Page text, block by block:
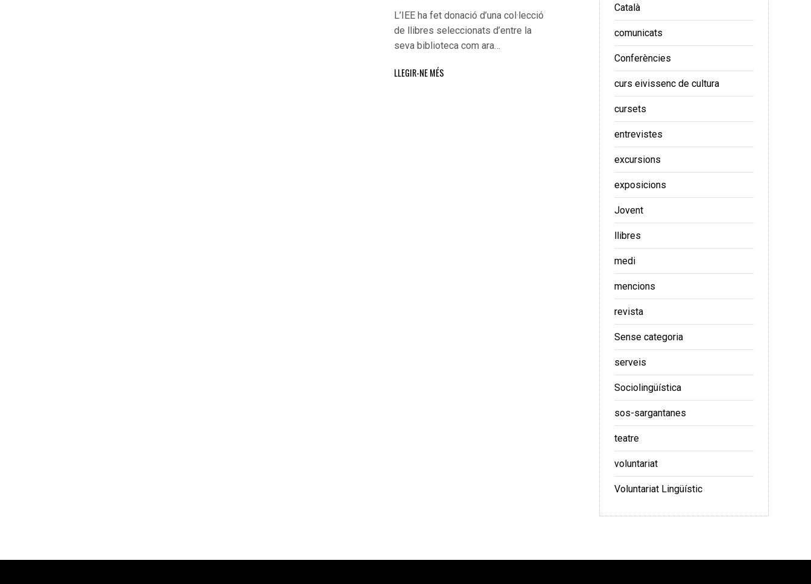
L’IEE ha fet donació d’una col·lecció
de llibres seleccionats d’entre la
seva biblioteca com ara…
LLEGIR-NE MÉS
Català
comunicats
Conferències
curs eivissenc de cultura
cursets
entrevistes
excursions
exposicions
Jovent
llibres
medi
mencions
revista
Sense categoria
serveis
Sociolingüística
sos-sargantanes
teatre
voluntariat
Voluntariat Lingüístic